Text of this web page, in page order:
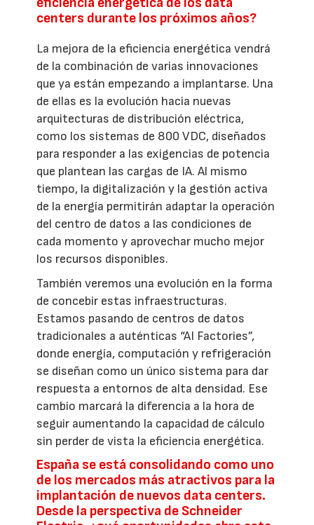
centers durante los próximos años?
La mejora de la eficiencia energética vendrá
de la combinación de varias innovaciones
que ya están empezando a implantarse. Una
de ellas es la evolución hacia nuevas
arquitecturas de distribución eléctrica,
como los sistemas de 800 VDC, diseñados
para responder a las exigencias de potencia
que plantean las cargas de IA. Al mismo
tiempo, la digitalización y la gestión activa
de la energía permitirán adaptar la operación
del centro de datos a las condiciones de
cada momento y aprovechar mucho mejor
los recursos disponibles.
También veremos una evolución en la forma
de concebir estas infraestructuras.
Estamos pasando de centros de datos
tradicionales a auténticas “AI Factories”,
donde energía, computación y refrigeración
se diseñan como un único sistema para dar
respuesta a entornos de alta densidad. Ese
cambio marcará la diferencia a la hora de
seguir aumentando la capacidad de cálculo
sin perder de vista la eficiencia energética.
España se está consolidando como uno
de los mercados más atractivos para la
implantación de nuevos data centers.
Desde la perspectiva de Schneider